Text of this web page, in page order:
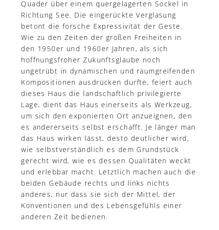
Quader über einem quergelagerten Sockel in
Richtung See. Die eingerückte Verglasung
betont die forsche Expressivität der Geste.
Wie zu den Zeiten der großen Freiheiten in
den 1950er und 1960er Jahren, als sich
hoffnungsfroher Zukunftsglaube noch
ungetrübt in dynamischen und raumgreifenden
Kompositionen ausdrücken durfte, feiert auch
dieses Haus die landschaftlich privilegierte
Lage, dient das Haus einerseits als Werkzeug,
um sich den exponierten Ort anzueignen, den
es andererseits selbst erschafft. Je länger man
das Haus wirken lässt, desto deutlicher wird,
wie selbstverständlich es dem Grundstück
gerecht wird, wie es dessen Qualitäten weckt
und erlebbar macht. Letztlich machen auch die
beiden Gebäude rechts und links nichts
anderes, nur dass sie sich der Mittel, der
Konventionen und des Lebensgefühls einer
anderen Zeit bedienen.